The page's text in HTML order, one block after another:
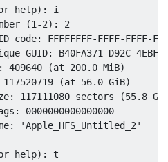
for help): i
(1-2): 2
FFFFFFFF-FFFF-FFFF-
GUID: B40FA371-D92C-4EBF-
(at 200.0 MiB)
(at 56.0 GiB)
117111080 sectors (55.8
0000000000000000
'Apple_HFS_Untitled_2'
for help): t